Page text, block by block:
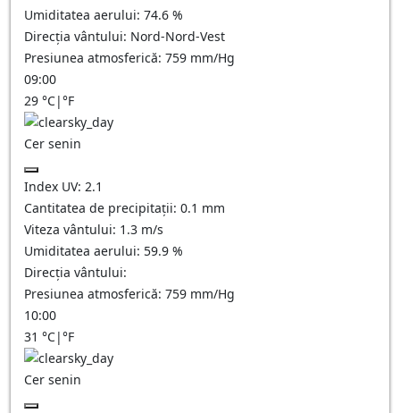
Umiditatea aerului: 74.6 %
Direcția vântului: Nord-Nord-Vest
Presiunea atmosferică: 759 mm/Hg
09:00
29 °C|°F
Cer senin
Index UV: 2.1
Cantitatea de precipitații: 0.1 mm
Viteza vântului: 1.3 m/s
Umiditatea aerului: 59.9 %
Direcția vântului:
Presiunea atmosferică: 759 mm/Hg
10:00
31 °C|°F
Cer senin